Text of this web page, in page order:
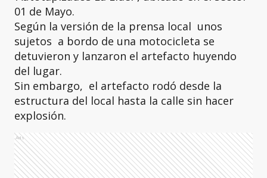
01 de Mayo.
Según la versión de la prensa local unos
sujetos a bordo de una motocicleta se
detuvieron y lanzaron el artefacto huyendo
del lugar.
Sin embargo, el artefacto rodó desde la
estructura del local hasta la calle sin hacer
explosión.
Ads